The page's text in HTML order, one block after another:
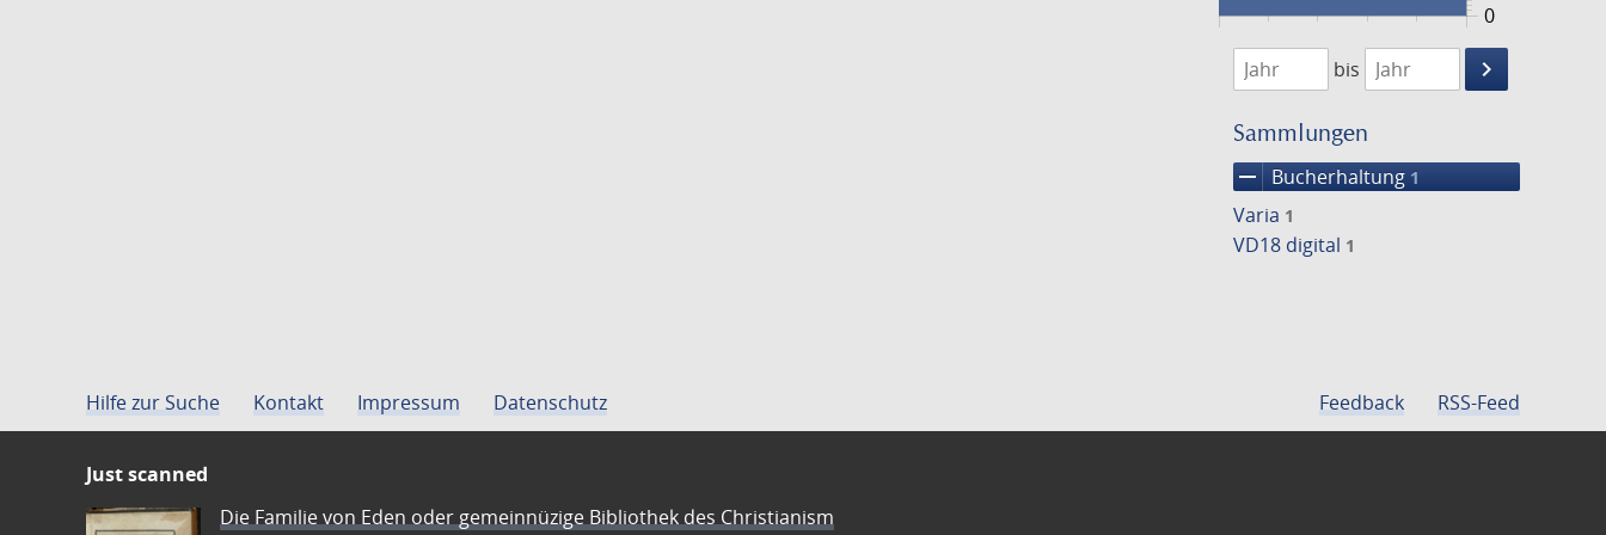
0
1746
1747
bis
keyboard_arrow_right
Suche
Sammlungen
remove Bucherhaltung 1
Varia 1
VD18 digital 1
Hilfe zur Suche Kontakt Impressum Datenschutz Feedback RSS-Feed
Just scanned
Die Familie von Eden oder gemeinnüzige Bibliothek des Christianism